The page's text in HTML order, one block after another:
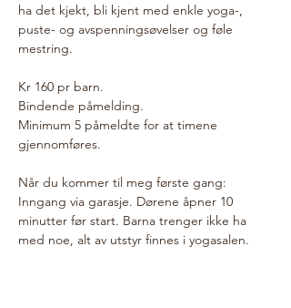
ha det kjekt, bli kjent med enkle yoga-,
puste- og avspenningsøvelser og føle
mestring.
Kr 160 pr barn.
Bindende påmelding.
Minimum 5 påmeldte for at timene
gjennomføres.
Når du kommer til meg første gang:
Inngang via garasje. Dørene åpner 10
minutter før start. Barna trenger ikke ha
med noe, alt av utstyr finnes i yogasalen.